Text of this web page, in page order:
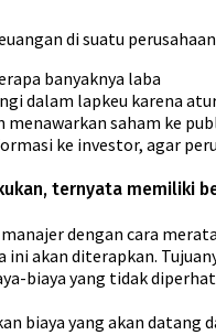
di suatu
banyaknya laba
dalam lapkeu karena
menawarkan saham ke
ke investor, agar
ternyata memiliki
dengan cara
akan diterapkan.
biaya yang tidak
biaya yang akan